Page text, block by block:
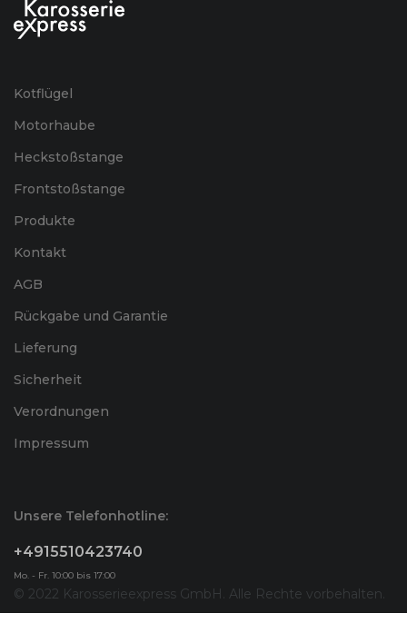
Kotflügel
Motorhaube
Heckstoßstange
Frontstoßstange
Produkte
Kontakt
AGB
Rückgabe und Garantie
Lieferung
Sicherheit
Verordnungen
Impressum
Unsere Telefonhotline:
+4915510423740
Mo. - Fr. 10:00 bis 17:00
© 2022 Karosserieexpress GmbH. Alle Rechte vorbehalten.